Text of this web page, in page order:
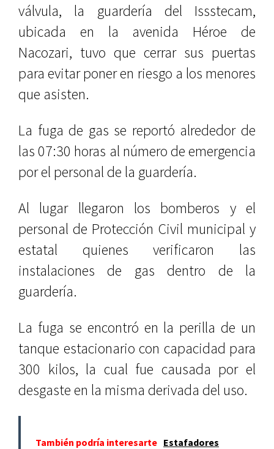
válvula, la guardería del Issstecam,
ubicada en la avenida Héroe de
Nacozari, tuvo que cerrar sus puertas
para evitar poner en riesgo a los menores
que asisten.
La fuga de gas se reportó alrededor de
las 07:30 horas al número de emergencia
por el personal de la guardería.
Al lugar llegaron los bomberos y el
personal de Protección Civil municipal y
estatal quienes verificaron las
instalaciones de gas dentro de la
guardería.
La fuga se encontró en la perilla de un
tanque estacionario con capacidad para
300 kilos, la cual fue causada por el
desgaste en la misma derivada del uso.
También podría interesarte Estafadores